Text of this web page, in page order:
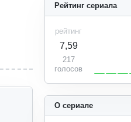
О сериале
Рейтинг сериала
рейтинг
7,59
217
голосов